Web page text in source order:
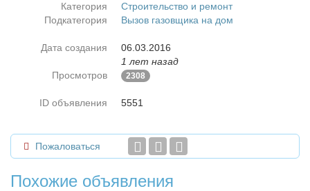
Категория
Строительство и ремонт
Подкатегория
Вызов газовщика на дом
Дата создания
06.03.2016
1 лет назад
Просмотров
2308
ID объявления 5551
Пожаловаться
Похожие объявления